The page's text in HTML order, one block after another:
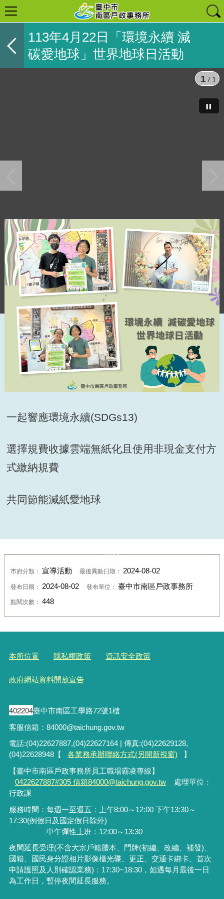
113年4月22日「環境永續 減
碳愛地球」世界地球日活動
照片
1 / 1
「環境永續 減碳愛地球」世界地球日活動
感謝大家踴躍參與
一起響應環境永續(SDGs13)
選擇規費收據雲端無紙化且使用非現金支付方
式繳納規費
共同節能減紙愛地球
市府分類： 宣導活動 最後異動日期： 2024-08-02
發布日期： 2024-08-02 發布單位： 臺中市南區戶政事務所
點閱次數： 448
本所位置 隱私權政策 資訊安全政策
政府網站資料開放宣告
402204臺中市南區工學路72號1樓
客服信箱：84000@taichung.gov.tw
電話:(04)22627887,(04)22627164 | 傳真:(04)22629128,
(04)22628948【
各業務承辦聯絡方式(另開新視窗)
】
【臺中市南區戶政事務所員工職場霸凌專線】
0422627887#305 信箱84000@taichung.gov.tw
處理單位：
行政課
服務時間：每週一至週五：上午8:00～12:00 下午13:30～
17:30(例假日及國定假日除外)
中午彈性上班：12:00～13:30
夜間延長受理(不含大宗戶籍謄本、門牌(初編、改編、補發)
國籍、國民身分證相片影像檔光碟、更正、交通卡綁卡、首次
申請護照及人別確認業務) ： 17:30~18:30，如遇每月最後一日
為工作日，暫停夜間延長服務。